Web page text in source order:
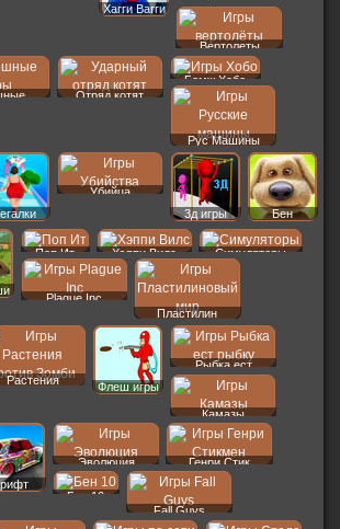
Хагги Вагги
Вертолеты
Отряд котят
Бомж Хобо
Рус Машины
Убийца
3д игры
Бен
Поп Ит Хэппи Вилс Симуляторы
Plague Inc
Пластилин
Растения
Флеш игры
Рыбка ест
Камазы
Эволюция Генри Стик
Бен 10
Fall Guys